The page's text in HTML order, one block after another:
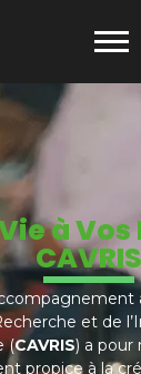
à
CAVRIS
et de
(CAVRIS) a pour
propice à la